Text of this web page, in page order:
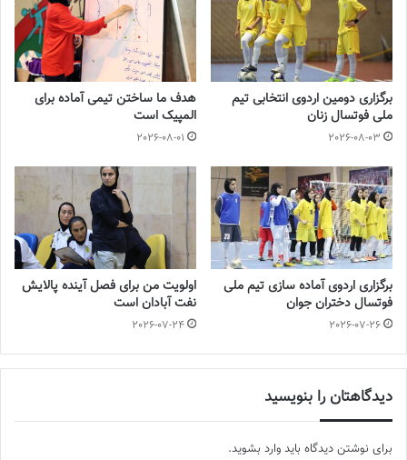
بانوان
2023-08-01
در همین زمینه بیشتر بخوانید:
ماموریت آسان استقلال برای حفظ صدر
💻منبع:فوتبالی 📸عکس:فاطمه شمس
◾️با فوتبالز همراه شوید
◾️فوتبالز را در اینستاگرام دنبال کنید ◾️ footballs.women@
برگزاری دومین اردوی انتخابی تیم
ملی فوتسال زنان
2026-08-03
هدف ما ساختن تیمی آماده برای
المپیک است
2026-08-01
برگزاری اردوی آماده سازی تیم ملی
فوتسال دختران جوان
2026-07-26
اولویت من برای فصل آینده پالایش
نفت آبادان است
2026-07-24
دیدگاهتان را بنویسید
برای نوشتن دیدگاه باید وارد بشوید.